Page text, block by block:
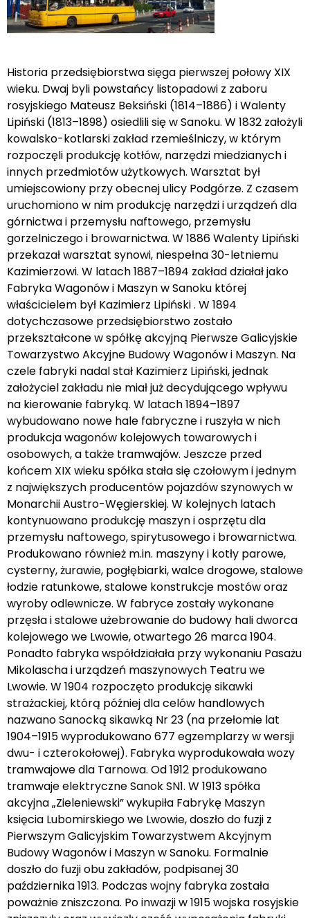
Historia przedsiębiorstwa sięga pierwszej połowy XIX wieku. Dwaj byli powstańcy listopadowi z zaboru rosyjskiego Mateusz Beksiński (1814–1886) i Walenty Lipiński (1813–1898) osiedlili się w Sanoku. W 1832 założyli kowalsko-kotlarski zakład rzemieślniczy, w którym rozpoczęli produkcję kotłów, narzędzi miedzianych i innych przedmiotów użytkowych. Warsztat był umiejscowiony przy obecnej ulicy Podgórze. Z czasem uruchomiono w nim produkcję narzędzi i urządzeń dla górnictwa i przemysłu naftowego, przemysłu gorzelniczego i browarnictwa. W 1886 Walenty Lipiński przekazał warsztat synowi, niespełna 30-letniemu Kazimierzowi. W latach 1887–1894 zakład działał jako Fabryka Wagonów i Maszyn w Sanoku której właścicielem był Kazimierz Lipiński . W 1894 dotychczasowe przedsiębiorstwo zostało przekształcone w spółkę akcyjną Pierwsze Galicyjskie Towarzystwo Akcyjne Budowy Wagonów i Maszyn. Na czele fabryki nadal stał Kazimierz Lipiński, jednak założyciel zakładu nie miał już decydującego wpływu na kierowanie fabryką. W latach 1894–1897 wybudowano nowe hale fabryczne i ruszyła w nich produkcja wagonów kolejowych towarowych i osobowych, a także tramwajów. Jeszcze przed końcem XIX wieku spółka stała się czołowym i jednym z największych producentów pojazdów szynowych w Monarchii Austro-Węgierskiej. W kolejnych latach kontynuowano produkcję maszyn i osprzętu dla przemysłu naftowego, spirytusowego i browarnictwa. Produkowano również m.in. maszyny i kotły parowe, cysterny, żurawie, pogłębiarki, walce drogowe, stalowe łodzie ratunkowe, stalowe konstrukcje mostów oraz wyroby odlewnicze. W fabryce zostały wykonane przęsła i stalowe użebrowanie do budowy hali dworca kolejowego we Lwowie, otwartego 26 marca 1904. Ponadto fabryka współdziałała przy wykonaniu Pasażu Mikolascha i urządzeń maszynowych Teatru we Lwowie. W 1904 rozpoczęto produkcję sikawki strażackiej, którą później dla celów handlowych nazwano Sanocką sikawką Nr 23 (na przełomie lat 1904–1915 wyprodukowano 677 egzemplarzy w wersji dwu- i czterokołowej). Fabryka wyprodukowała wozy tramwajowe dla Tarnowa. Od 1912 produkowano tramwaje elektryczne Sanok SN1. W 1913 spółka akcyjna „Zieleniewski” wykupiła Fabrykę Maszyn księcia Lubomirskiego we Lwowie, doszło do fuzji z Pierwszym Galicyjskim Towarzystwem Akcyjnym Budowy Wagonów i Maszyn w Sanoku. Formalnie doszło do fuzji obu zakładów, podpisanej 30 października 1913. Podczas wojny fabryka została poważnie zniszczona. Po inwazji w 1915 wojska rosyjskie zniszczyły oraz wywiozły część wyposażenia fabryki. Produkcję wznowiono w 1920 – wówczas rząd polski zamówił osiem tysięcy wagonów towarowych i dwa tysiące osobowych w terminie 10 lat. W latach międzywojennych przedsiębiorstwo odbudowano i podjęto produkcję wagonów kolejowych dla PKP w ramach wieloletniego kontraktu. Powstawały wówczas również tramwaje Sanok SN1 i Sanok SN2. W latach 1926–1928 na importowanych z Włoch podwoziach ciężarówki Lancia Pentaiota zbudowano pierwsze 15 autobusów. Mając w zamiarze odciążenie kosztów i uzyskanie większych korzyści nastąpiła dalsza koncentracja kapitałowa, przez połączenie spółki Ludwika Zielenewskiego z przedsiębiorstwem W. Fitzner i K. Gamper, przez co fabryka stała się częścią składową Zjednoczenia Maszyn, Kotłów i Wagonów L. Zieleniewski – Fitzner-Gamper Spółka Akcyjna. W 1929 rozpoczął się wielki kryzys w Polsce, a jego lata spowodowały olbrzymi spadek poziomu produkcji z powodu małych zamówień z PKP. W latach 1930–1934 produkcja gwałtownie spadła, a nawet była wstrzymywana. Po przetrwaniu kryzysu, w 1934 fabryka przyjęła zlecenie na wykonanie wagonów dla dyrekcji PKP w Warszawie. Przed 1939 produkowany był zróżnicowany tabor kolejowy, tramwaje, od 1938 kuchnie polowe (wyprodukowane kilkaset), od 1939 przyczepy ewakuacyjne czołgów (kilka sztuk). W połowie lat 30. uruchomiono produkcję osobowych wagonów motorowych, a ponadto pojawiło się zamówienie na pojazdy wojskowe, w tym czołgi, lecz ich realizację przerwała II wojna światowa. Łącznie w okresie II Rzeczypospolitej zakład wyprodukował 8500 wagonów kolejowych (ponadto ok. 500 wyremontował) i 200 tramwajowych. W okresie mobilizacji od 27 sierpnia 1939 hala fabryczna stanowiła miejsce zakwaterowania rezerwistów sanockiego 2 Pułku Strzelców Podhalańskich. Po wybuchu wojny do listopada 1939 fabryka nie działała. Po wkroczeniu Niemców i zajęciu zakładu, podczas okupacji niemieckiej fabryka wraz z innymi zakładami polskimi została przydzielona do krakowskiej spółki Zieleniewski Maschinen- und Wagonbau-Gesellschaft i podporządkowana Komendzie Okręgu Zbrojeniowego w Krakowie. W tym okresie w zakładzie produkowano i remontowano wagony kolejowe, od lata 1943 także remontowano czołgi i samochody oraz produkowano nosze i łóżka sanitarne. W okresie nadejścia frontu wschodniego Niemcy, wycofując się, wywieźli część wyposażenia, a w nocy 8/9 sierpnia 1944 dokonali zaplanowanego zniszczenia powierzchni fabrycznych i gmachu administracyjnego dyrekcji (pozostawiając w zabudowaniach pociski artyleryjskie, które systematycznie dokonały dewastacji), które wyniosły ok. 80–85% infrastruktury maszyn i urządzeń. 12 sierpnia 1944, trzy dni po wkroczeniu do Sanoka Armii Czerwonej, grupa przedwojennych działaczy związkowych jako pierwsza w kraju wznowiła działalność. Zakład przyjął nazwę Zjednoczone Fabryki Maszyn, Kotłów i Wagonów L. Zieleniewski i Fitzner-Gamper SA – Fabryka Sanocka pod Tymczasowym Zarządem Państwowym. 5 czerwca 1945 sanocka fabryka została włączona do Zjednoczenia Przemysłu Taboru i Sprzętu Kolejowego Tasko w Poznaniu. Tym samym zakład został znacjonalizowany. W 1946 kontynuowano odbudowę fabryki po zniszczeniach wojennych. W 1950 zakład trafił w ramy Zjednoczenia Przemysłu Motoryzacyjnego w Warszawie i w tym roku rozpoczęto produkcję sprzętu motoryzacyjnego. Pierwszy powojenny pojazd skonstruował w głównej mierze Tadeusz Mielecki, wykorzystując silnik Forda. Początkowo produkowane w fabryce pojazdy były to nadwozia osobowe i samochodów pożarniczych na podwoziach włoskiego Fiata i angielskiego Bedforda. Wytwarzano również przyczepy skrzyniowe o ładowności 3000 kg. W tym samym roku Centralny Zarząd Przemysłu Motoryzacyjnego zadecydował o podjęciu w fabryce montażu autobusu międzymiastowego Fiat 666RN o długości 10 metrów. Ogółem w 1950 zmontowano 71 sztuk tych autobusów na włoskich podwoziach i z użyciem części importowanych podzespołów. W 1951 powstał zmodyfikowany prototyp Star N51. Po modernizacji nadano mu nazwę Star N52 i w 1952 rozpoczęto produkcję (pierwsza partia informacyjna 20 szt.), która trwała do 1958. Z dniem 1 stycznia 1958 oficjalnie funkcjonowała nowa nazwa zakładu: Sanocka Fabryka Autobusów „Autosan”, który wyparła poprzednio używane określenia Wagonówka i Sanowag. W sanockim zakładzie w 1960 podjęto produkcję samochodów marki Nysa z przeznaczeniem dla zagranicznych odbiorców. Na przełomie 1964/1965 r. był już największym producentem autobusów w kraju. Decyzją władz zwierzchnich w 1975 utworzono zakłady zamiejscowe Autosanu w Barwicach, Boguchwale i Leżajsku, a w 1976 analogiczny w Rzeszowie. Tzw. satelity zamiejscowe w Rzeszowie i Gorlicach zostały odłączone od Autosanu w październiku 1981. W wyniku uzgodnień międzynarodowych z 1984 została wznowiona współpraca z Lwowską Fabryką Autobusów. Sanocka Fabryka Autobusów składała się z trzech podstawowych oddziałów zwanych zakładami: Zakładu Autobusów i Furgonów w Sanoku, Zakładu Budowy Przyczep i Naczep w Zasławiu oraz Zakładu Budowy Przyczep Rolniczych w Barwicach. Oddział w Zasławiu był największym producentem przyczep w kraju oraz współpracował z włoską Piacenzą. Autosan w latach 1950–1990 zapewniał dla potrzeb kraju duże liczby tanich autobusów. W szczytowym okresie pod koniec lat 70. produkcja autobusów przekraczała 4000 szt. rocznie (4220 szt. w 1978). Produkowano również blisko 2 tys. rocznie samochodów-furgonów i blisko 40 tysięcy przyczep rocznie. Zatrudnienie sięgało około 7 tys. osób. W 1990 zatrudnienie wyniosło 4912 pracowników. Z dniem 1 stycznia 1991 SFA „Autosan” została przekształcona w jednoosobową spółkę Skarbu Państwa Autosan S. A. Zakład Budowy Przyczep i Naczep w Zasławiu został usamodzielniony w 1991[200]. W 1991 zatrudnienie wyniosło 2811 pracowników. W dniu 2 kwietnia 1994 zawarto umowę pomiędzy Autosanem i spółką Sobiesław Zasada Centrum S.A. o konwersji długów na akcje. Umowa weszła w życie po pół roku, czyli 2 grudnia 1994. W jej wyniku większość akcji tej spółki (51%) objęła Grupa Zasada, założona przez Sobiesława Zasadę. Około 1996 przedsiębiorstwo zatrudniało 2600 pracowników (z tego 680 techniczno-administracyjnych i 1920 wykwalifikowanych pracowników fizycznych). Grupa Zasada” wraz z Jelczem od lipca 2002 współpracowała za pośrednictwem przedsiębiorstwa Polskie Autobusy Sp. z o.o. W ramach tej grupy Autosan specjalizował się w produkcji autobusów międzymiastowych, szkolnych i turystycznych. Dostarczał również zaprojektowane przez siebie podwozia modelu Gemini dla Jelcza M083C Libero. 27 lutego 1996 w siedzibie przedsiębiorstwa odbyło się zebranie założycielskie Spółdzielczej Kasy Oszczędnościowo-Kredytowej w Autosanie w Sanoku, wpisanej do rejestru 22 maja tego roku. 14 listopada 1997 wojewoda krośnieński Piotr Komornicki przekazał władzom Autosanu certyfikat działania proekologicznego wraz z potwierdzeniem wykreślenia przedsiębiorstwa z listy wojewódzkich trucicieli środowiska. 14 stycznia 1998 rozpoczęto nieodpłatne zbywanie akcji w liczbie 300 tys. dla uprawnionych pracowników. Dotychczasowy znak przedsiębiorstwa – bocian, 12 kwietnia 1999 został zarejestrowany przez Urząd Patentowy w nowej formie logo Autosan S. A., przedstawiającej lecącego bociana w owalu (projekt przygotowała biuro Codes). W lutym 1997, w miejsce Zakładu Krótkich Serii, powstała spółka Autosan-Bussan Sp. z o.o., zajmująca się produkcją małych autobusów. Podczas Europejskich Targów Motoryzacyjnych w dniach 21–23 marca 1995 w Brukseli autobus turystyczny fabryki pod nazwą Sanzas 2000 zdobył I miejsce i tytuł Autobusu Roku 1995. O